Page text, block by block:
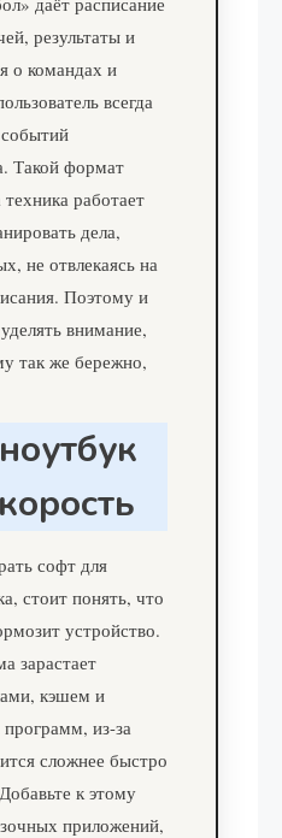
результаты и
о командах и
всегда
событий
Такой формат
работает
дела,
не отвлекаясь на
Поэтому и
внимание,
так же бережно,
софт для
стоит понять, что
устройство.
зарастает
кэшем и
из-за
сложнее быстро
к этому
приложений,